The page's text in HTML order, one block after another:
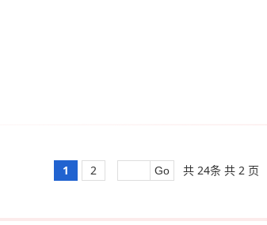
1 2 Go 共 24条 共 2 页